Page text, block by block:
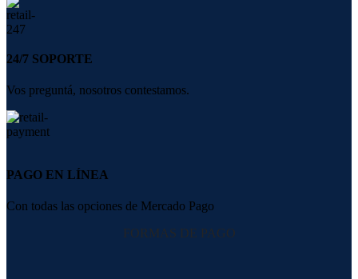
24/7 SOPORTE
Vos preguntá, nosotros contestamos.
PAGO EN LÍNEA
Con todas las opciones de Mercado Pago
FORMAS DE PAGO